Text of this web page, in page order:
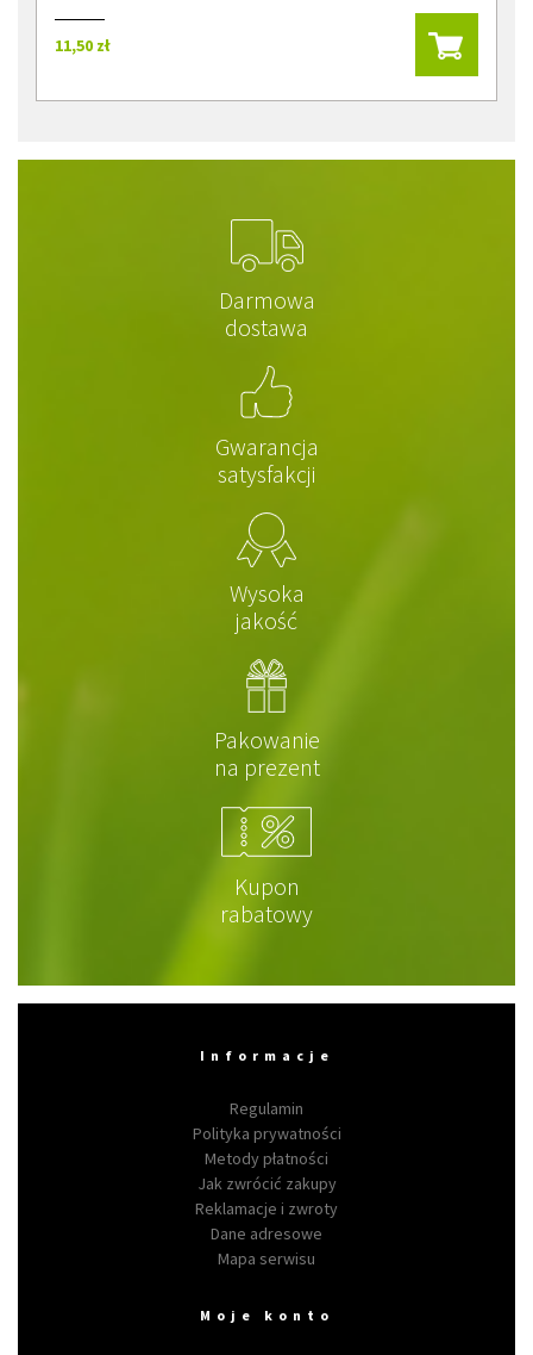
11,50 zł
Darmowa
dostawa
Gwarancja
satysfakcji
Wysoka
jakość
Pakowanie
na prezent
Kupon
rabatowy
Informacje
Regulamin
Polityka prywatności
Metody płatności
Jak zwrócić zakupy
Reklamacje i zwroty
Dane adresowe
Mapa serwisu
Moje konto